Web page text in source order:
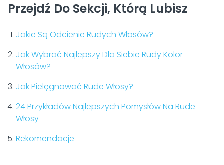
Przejdź Do Sekcji, Którą Lubisz
Jakie Są Odcienie Rudych Włosów?
Jak Wybrać Najlepszy Dla Siebie Rudy Kolor
Włosów?
Jak Pielęgnować Rude Włosy?
24 Przykładów Najlepszych Pomysłów Na Rude
Włosy
Rekomendacje